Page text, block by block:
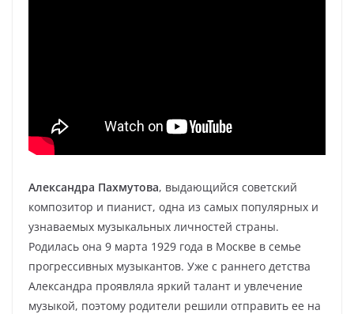
Александра Пахмутова, выдающийся советский
композитор и пианист, одна из самых популярных и
узнаваемых музыкальных личностей страны.
Родилась она 9 марта 1929 года в Москве в семье
прогрессивных музыкантов. Уже с раннего детства
Александра проявляла яркий талант и увлечение
музыкой, поэтому родители решили отправить ее на